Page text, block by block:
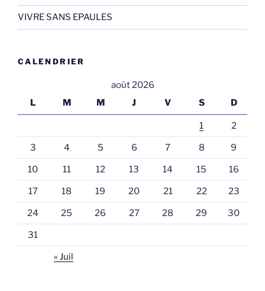
VIVRE SANS EPAULES
CALENDRIER
août 2026
L
M M J V S D
1 2
3 4 5 6 7 8 9
10 11 12 13 14 15 16
17 18 19 20 21 22 23
24 25 26 27 28 29 30
31
« Juil